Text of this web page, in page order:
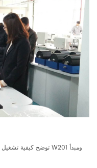
GBPI Miss Janice توضح كيفية تشغيل W201 ومبدأ